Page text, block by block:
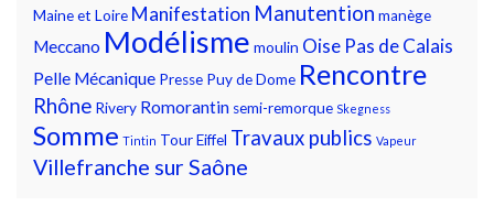
Maine et Loire Manifestation Manutention manège
Meccano Modélisme moulin Oise Pas de Calais
Pelle Mécanique Presse Puy de Dome Rencontre
Rhône Rivery Romorantin semi-remorque Skegness
Somme Tintin Tour Eiffel Travaux publics Vapeur
Villefranche sur Saône